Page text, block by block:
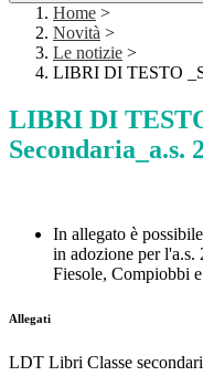
Home >
Novità >
Le notizie >
LIBRI DI TESTO
LIBRI DI
Secondaria_a.s.
In allegato è
in adozione per l'a.s.
Fiesole, Compiobbi
Allegati
LDT Libri Classe